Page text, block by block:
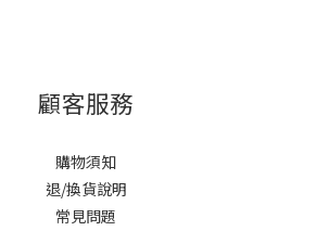
顧客服務
購物須知
退/換貨說明
常見問題